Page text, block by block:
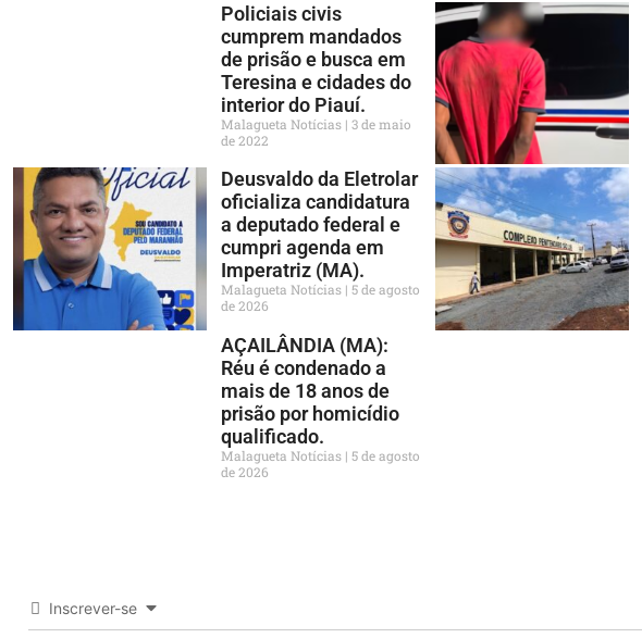
Policiais civis
cumprem mandados
de prisão e busca em
Teresina e cidades do
interior do Piauí.
Malagueta Notícias 3 de maio
de 2022
Deusvaldo da Eletrolar
oficializa candidatura
a deputado federal e
cumpri agenda em
Imperatriz (MA).
Malagueta Notícias 5 de agosto
de 2026
AÇAILÂNDIA (MA):
Réu é condenado a
mais de 18 anos de
prisão por homicídio
qualificado.
Malagueta Notícias 5 de agosto
de 2026
Inscrever-se